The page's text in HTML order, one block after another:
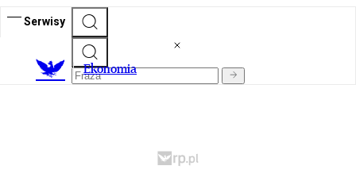
Serwisy
Ekonomia